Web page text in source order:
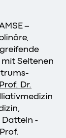
–
Seltenen
Prof. Dr.
Datteln -